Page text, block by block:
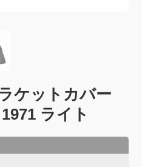
ケットカバー
ライト